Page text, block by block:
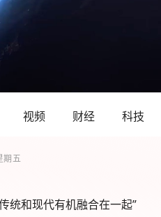
视频 财经 科技
期五
统和现代有机融合在一起”